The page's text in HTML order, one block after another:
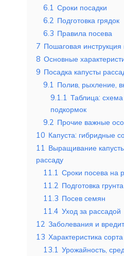
6.1 Сроки посадки
6.2 Подготовка грядок
6.3 Правила посева
7 Пошаговая
8 Основные
9 Посадка капусты
9.1 Полив, рыхление,
9.1.1 Таблица:
подкормок
9.2 Прочие важные
10 Капуста: гибридные
11 Выращивание
рассаду
11.1 Сроки посева на
11.2 Подготовка грунта
11.3 Посев семян
11.4 Уход за рассадой
12 Заболевания и
13 Характеристика
13.1 Урожайность,